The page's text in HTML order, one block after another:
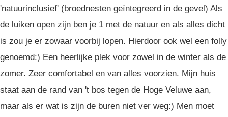
'natuurinclusief' (broednesten geïntegreerd in de gevel) Als
de luiken open zijn ben je 1 met de natuur en als alles dicht
is zou je er zowaar voorbij lopen. Hierdoor ook wel een folly
genoemd:) Een heerlijke plek voor zowel in de winter als de
zomer. Zeer comfortabel en van alles voorzien. Mijn huis
staat aan de rand van 't bos tegen de Hoge Veluwe aan,
maar als er wat is zijn de buren niet ver weg:) Men moet